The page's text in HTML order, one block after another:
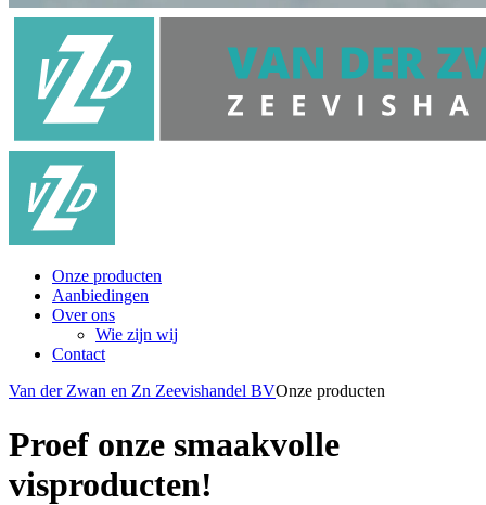
Onze producten
Aanbiedingen
Over ons
Wie zijn wij
Contact
Van der Zwan en Zn Zeevishandel BVOnze producten
Proef onze smaakvolle
visproducten!